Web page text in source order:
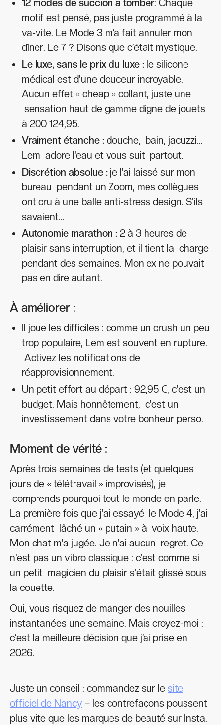
12 modes de succion à tomber: Chaque
motif est pensé, pas juste programmé à la
va-vite. Le Mode 3 m’a fait annuler mon
dîner. Le 7 ? Disons que c’était mystique.
Le luxe, sans le prix du luxe : le silicone
médical est d'une douceur incroyable.
Aucun effet « cheap » collant, juste une
sensation haut de gamme digne de jouets
à 200 124,95.
Vraiment étanche : douche, bain, jacuzzi…
Lem adore l'eau et vous suit partout.
Discrétion absolue : je l'ai laissé sur mon
bureau pendant un Zoom, mes collègues
ont cru à une balle anti-stress design. S'ils
savaient…
Autonomie marathon : 2 à 3 heures de
plaisir sans interruption, et il tient la charge
pendant des semaines. Mon ex ne pouvait
pas en dire autant.
À améliorer :
Il joue les difficiles : comme un crush un peu
trop populaire, Lem est souvent en rupture.
Activez les notifications de
réapprovisionnement.
Un petit effort au départ : 92,95 €, c'est un
budget. Mais honnêtement, c'est un
investissement dans votre bonheur perso.
Moment de vérité :
Après trois semaines de tests (et quelques
jours de « télétravail » improvisés), je
comprends pourquoi tout le monde en parle.
La première fois que j'ai essayé le Mode 4, j'ai
carrément lâché un « putain » à voix haute.
Mon chat m'a jugée. Je n'ai aucun regret. Ce
n'est pas un vibro classique : c'est comme si
un petit magicien du plaisir s'était glissé sous
la couette.
Oui, vous risquez de manger des nouilles
instantanées une semaine. Mais croyez-moi :
c’est la meilleure décision que j’ai prise en
2026.
Juste un conseil : commandez sur le site
officiel de Nancy – les contrefaçons poussent
plus vite que les marques de beauté sur Insta.